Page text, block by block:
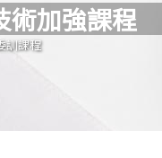
術加強課程
訓課程